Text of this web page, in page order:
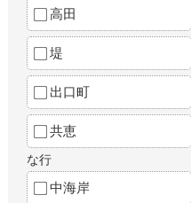
高田
堤
出口町
共恵
な行
中海岸